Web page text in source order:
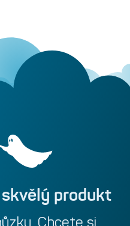
skvělý produkt
Chcete si